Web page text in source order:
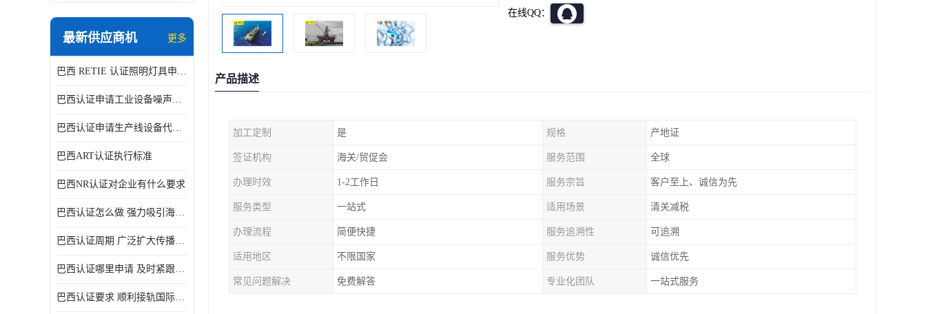
最新供应商机 更多
巴西 RETIE 认证照明灯具申请 RETIE 认证
巴西认证申请工业设备噪声控制认证规范
巴西认证申请生产线设备代理机构选择
巴西ART认证执行标准
巴西NR认证对企业有什么要求
巴西认证怎么做 强力吸引海外投资
巴西认证周期 广泛扩大传播范围
巴西认证哪里申请 及时紧跟法规变化
巴西认证要求 顺利接轨国际规范
在线QQ：
产品描述
加工定制 是 规格 产地证
签证机构 海关/贸促会 服务范围 全球
办理时效 1-2工作日 服务宗旨 客户至上、诚信为先
服务类型 一站式 适用场景 清关减税
办理流程 简便快捷 服务追溯性 可追溯
适用地区 不限国家 服务优势 诚信优先
常见问题解决 免费解答 专业化团队 一站式服务